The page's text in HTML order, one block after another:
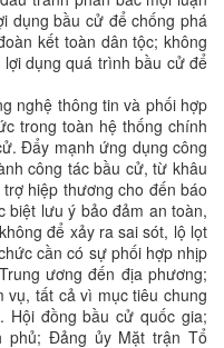
dụng bầu cử để chống phá
kết toàn dân tộc; không
dụng quá trình bầu cử để
nghệ thông tin và phối hợp
trong toàn hệ thống chính
Đẩy mạnh ứng dụng công
công tác bầu cử, từ khâu
hiệp thương cho đến báo
lưu ý bảo đảm an toàn,
để xảy ra sai sót, lộ lọt
cần có sự phối hợp nhịp
ương đến địa phương;
vụ, tất cả vì mục tiêu chung
Hội đồng bầu cử quốc gia;
phủ; Đảng ủy Mặt trận Tổ